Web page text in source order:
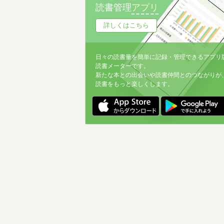
読書管理アプリ
詳しくはこちら
日々の読書量を簡単に記録・管理できるアプリ
読書メーターです。
新たな本との出会いや読書仲間とのつながりが
読書をもっと楽しくします。